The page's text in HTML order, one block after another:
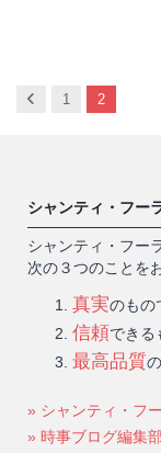
Previous
1 2
シャンティ・フー
シャンティ・フー
次の３つのことを
真実のもの
信頼できる
最高品質
» シャンティ・フ
» 時事ブログ編集